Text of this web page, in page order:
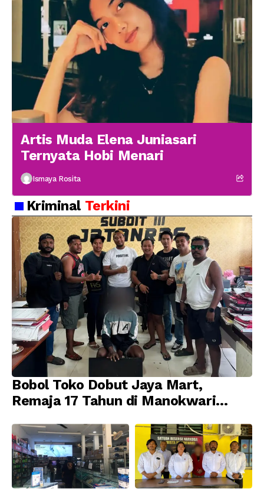
Artis Muda Elena Juniasari
Ternyata Hobi Menari
Ismaya Rosita
Kriminal Terkini
Bobol Toko Dobut Jaya Mart,
Remaja 17 Tahun di Manokwari
Jatanras Polda Papua Barat